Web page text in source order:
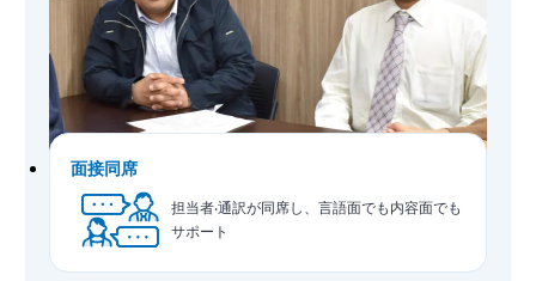
⾯接同席
担当者‧通訳が同席し、⾔語⾯でも内容⾯でも
サポート